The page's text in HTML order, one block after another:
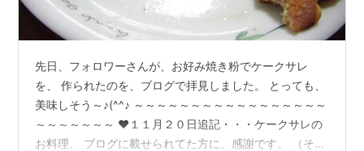
先日、フォロワーさんが、お好み焼き粉でケークサレ
を、 作られたのを、ブログで拝見しました。 とっても、
美味しそう～♪(^^♪ ～～～～～～～～～～～～～～～～～
～～～～～～～ ❤１１月２０日追記・・・ケークサレの
お料理、 ブログに載せられてた方に、感謝です。 （その